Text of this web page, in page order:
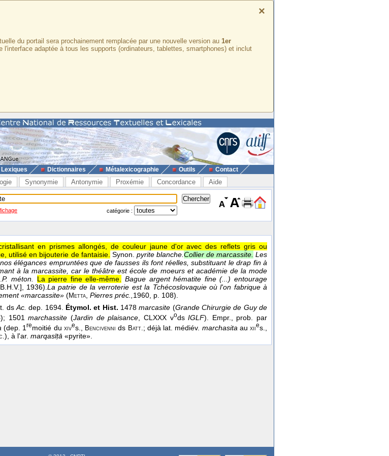
×
du portail sera prochainement remplacée par une nouvelle version au 1er
l'interface adaptée à tous les supports (ordinateurs, tablettes, smartphones) et inclut
Lexiques Dictionnaires Métalexicographie Outils Contact
Synonymie Antonymie Proxémie Concordance Aide
catégorie :
en prismes allongés, de couleur jaune d'or avec des reflets gris ou
utilisé en bijouterie de fantaisie. Synon. pyrite blanche.Collier de marcassite. Les
élégances empruntées que de fausses ils font réelles, substituant le drap fin à
à la marcassite, car le théâtre est école de moeurs et académie de la mode
P. méton. La pierre fine elle-même. Bague argent hématite fine (...) entourage
, 1936).La patrie de la verroterie est la Tchécoslovaquie où l'on fabrique à
«marcassite» (Metta, Pierres préc.,1960, p. 108).
dsAc. dep. 1694. Étymol. et Hist. 1478marcasite (Grande Chirurgie de Guy de
1501marchassite (Jardin de plaisance , CLXXX vodsIGLF). Empr., prob. par
(dep. 1remoitié du xives., Bencivenni ds Batt. ; déjà lat. médiév. marchasita au xiies.,
), à l'ar. marqasīṭā «pyrite».